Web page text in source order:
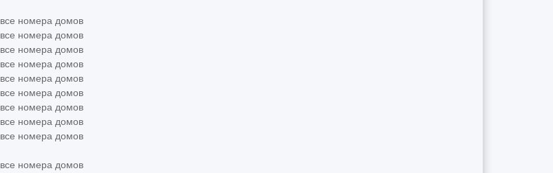
все номера домов
все номера домов
все номера домов
все номера домов
все номера домов
все номера домов
все номера домов
все номера домов
все номера домов
все номера домов